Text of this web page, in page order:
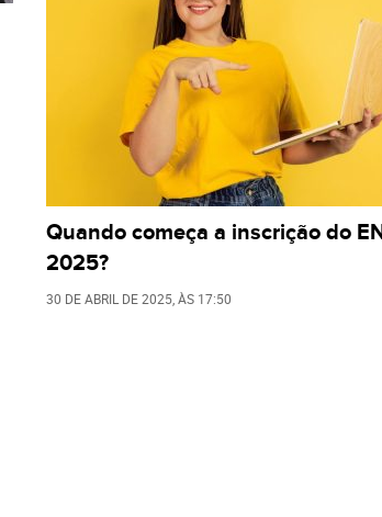
Quando começa a inscrição do
2025?
30 DE ABRIL DE 2025 , ÀS 17:50